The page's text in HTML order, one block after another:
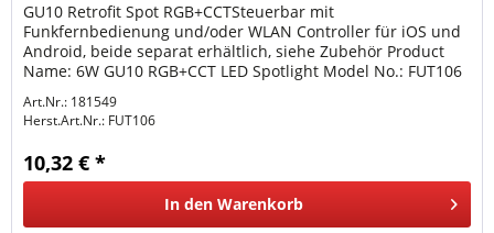
GU10 Retrofit Spot RGB+CCTSteuerbar mit
Funkfernbedienung und/oder WLAN Controller für iOS und
Android, beide separat erhältlich, siehe Zubehör Product
Name: 6W GU10 RGB+CCT LED Spotlight Model No.: FUT106
Art.Nr.: 181549
Herst.Art.Nr.: FUT106
10,32 € *
In den Warenkorb